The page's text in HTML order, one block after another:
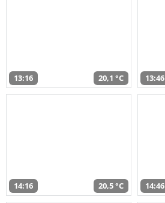
13:16 20,1 °C 13:46
14:16 20,5 °C 14:46